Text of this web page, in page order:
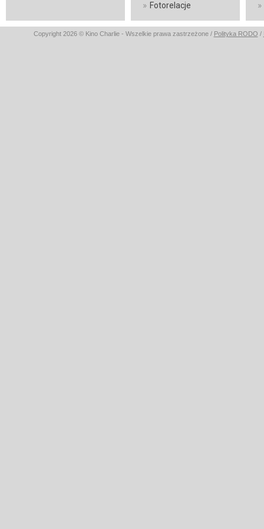
» Fotorelacje
»
Copyright 2026 © Kino Charlie - Wszelkie prawa zastrzeżone / Polityka RODO /